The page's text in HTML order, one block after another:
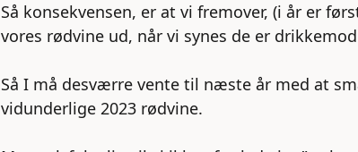
Så konsekvensen, er at vi fremover, (i år er
vores rødvine ud, når vi synes de er
Så I må desværre vente til næste år med at
vidunderlige 2023 rødvine.